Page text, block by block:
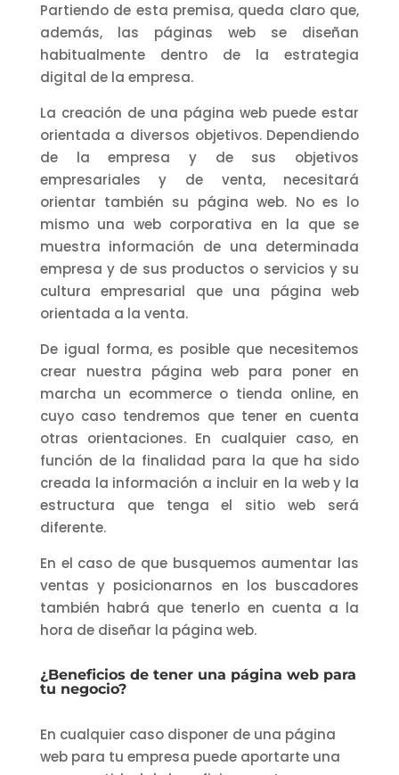
Partiendo de esta premisa, queda claro que,
además, las páginas web se diseñan
habitualmente dentro de la estrategia
digital de la empresa.
La creación de una página web puede estar
orientada a diversos objetivos. Dependiendo
de la empresa y de sus objetivos
empresariales y de venta, necesitará
orientar también su página web. No es lo
mismo una web corporativa en la que se
muestra información de una determinada
empresa y de sus productos o servicios y su
cultura empresarial que una página web
orientada a la venta.
De igual forma, es posible que necesitemos
crear nuestra página web para poner en
marcha un ecommerce o tienda online, en
cuyo caso tendremos que tener en cuenta
otras orientaciones. En cualquier caso, en
función de la finalidad para la que ha sido
creada la información a incluir en la web y la
estructura que tenga el sitio web será
diferente.
En el caso de que busquemos aumentar las
ventas y posicionarnos en los buscadores
también habrá que tenerlo en cuenta a la
hora de diseñar la página web.
¿Beneficios de tener una página web para
tu negocio?
En cualquier caso disponer de una página
web para tu empresa puede aportarte una